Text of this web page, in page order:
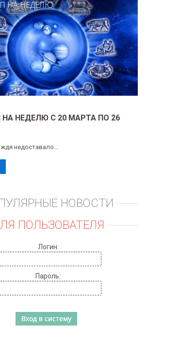
НА НЕДЕЛЮ
НА НЕДЕЛЮ С 20 МАРТА ПО 26
недоставало...
НОВОСТИ
ПОЛЬЗОВАТЕЛЯ
Логин:
Пароль: